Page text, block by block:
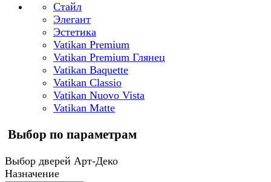
Стайл
Элегант
Эстетика
Vatikan Premium
Vatikan Premium Глянец
Vatikan Baquette
Vatikan Classio
Vatikan Nuovo Vista
Vatikan Matte
Выбор по параметрам
Выбор дверей Арт-Деко
Назначение